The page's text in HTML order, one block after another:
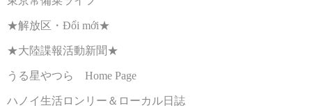
★解放区・Đổi mới★
★大陸諜報活動新聞★
うる星やつら Home Page
ハノイ生活ロンリー＆ローカル日誌